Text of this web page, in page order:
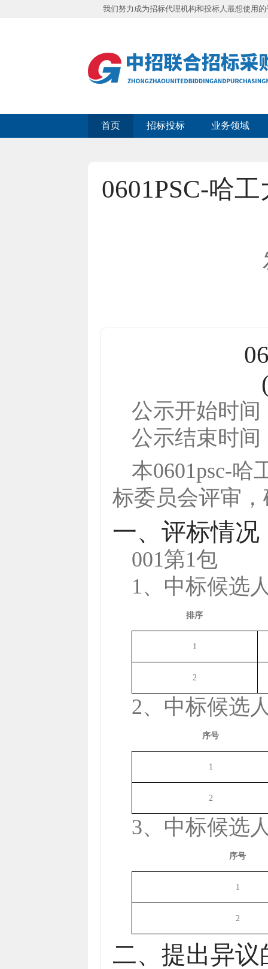
我们努力成为招标代理机构和投标人最想使用的
首页 招标投标 业务领域
0601PSC-哈
公示开始时间
公示结束时间
本0601psc-哈
标委员会评审
一、评标情况
001第1包
1、中标候选
排序
1
2
2、中标候选
序号
1
2
3、中标候选
序号
1
2
二、提出异